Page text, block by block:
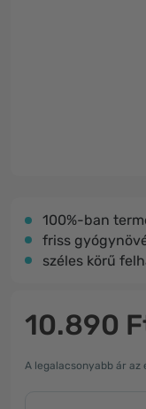
100%-ban
friss
széles körű
10.890
A legalacsonyabb ár az